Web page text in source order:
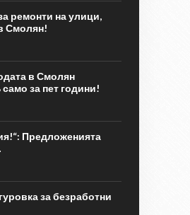
ремонти на улици,
Смолян!
в Смолян
за пет години!
Предложенията
за безработни